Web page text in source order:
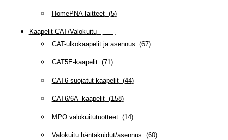
HomePNA-laitteet(5)
Kaapelit CAT/Valokuitu(
CAT-ulkokaapelit ja asennus (67)
CAT5E-kaapelit(71)
CAT6 suojatut kaapelit(44)
CAT6/6A -kaapelit(158)
MPO valokuitutuotteet(14)
Valokuitu häntäkuidut/asennus (60)